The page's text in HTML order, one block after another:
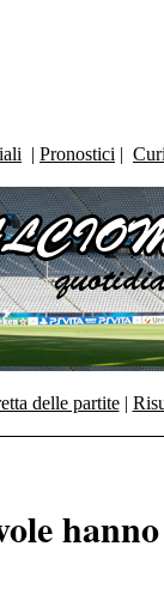
| Pronostici |
delle partite|